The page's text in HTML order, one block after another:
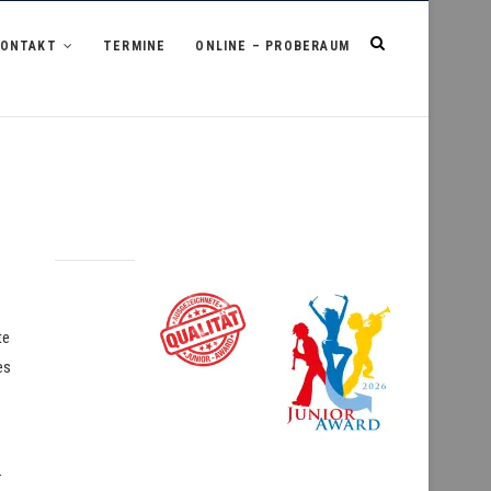
TERMINE ONLINE – PROBERAUM